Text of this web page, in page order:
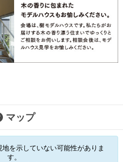
マップ
を示していない可能性がありま
す。